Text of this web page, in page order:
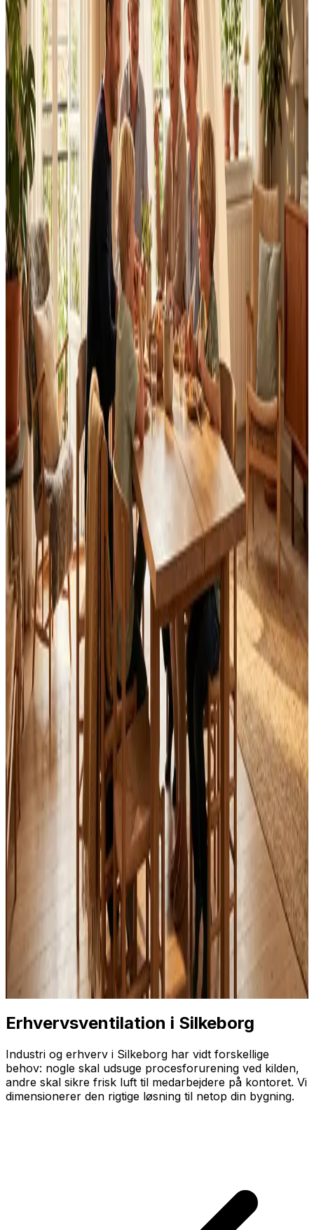
Dimensionering efter BR18 og AT-krav
Landsdækkende service
Alle mærker og systemer
Indhent tilbud
70 60 30 04
Erhvervsventilation i Silkeborg
Industri og erhverv i Silkeborg har vidt forskellige
behov: nogle skal udsuge proces­forurening ved kilden,
andre skal sikre frisk luft til medarbejdere på kontoret. Vi
dimensionerer den rigtige løsning til netop din bygning.